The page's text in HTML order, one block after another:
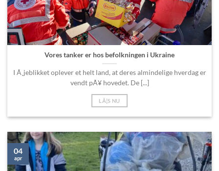
Vores tanker er hos befolkningen i Ukraine
I Ã¸jeblikket oplever et helt land, at deres almindelige hverdag er
vendt pÃ¥ hovedet. De [...]
LÃ¦S NU
04
apr